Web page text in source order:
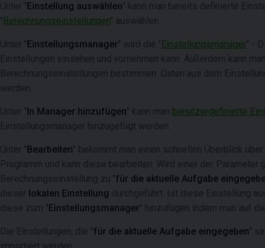
Unter "Einstellung auswählen" kann man bereits definierte
"Berechnungseinstellungen" auswählen.
Unter "Einstellungsmanager" wird die "Einstellungsmanager" -
Einstellungen einsehen und vornehmen kann. Außerdem kann
Berechnungseinstellungen bestimmen. Daten aus dem
werden.
Unter "In Manager hinzufügen" kann man benutzerdefinierte
Einstellungsmanager hinzugefügt werden.
Unter "Bearbeiten" bekommt man einen schnellen Überblick
Programm und kann diese bearbeiten. Wird einer der
Berechnungseinstellung zu "für die aktuelle Aufgabe
dieser lokalen Einstellung durchgeführt. Ist diese Einstellung
diese zum "Einstellungsmanager" hinzufügen indem man auf
Die Einstellungen, die "für die aktuelle Aufgabe eingegeben"